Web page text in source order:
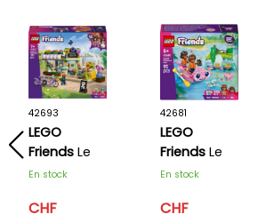
42693
LEGO
Friends Le
fleuriste
En stock
CHF
42681
LEGO
Friends Le
bateau
axolotl
En stock
CHF